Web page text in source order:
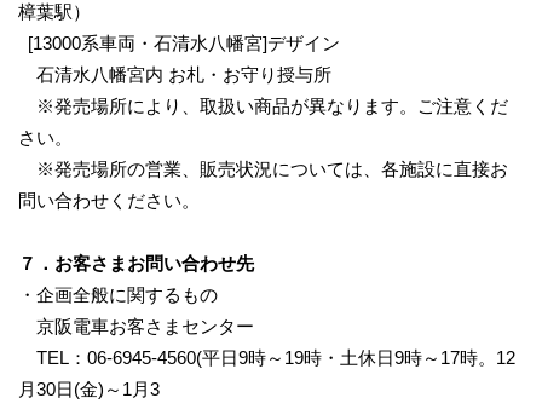
樟葉駅）
[13000系車両・石清水八幡宮]デザイン
石清水八幡宮内 お札・お守り授与所
※発売場所により、取扱い商品が異なります。ご注意くだ
さい。
※発売場所の営業、販売状況については、各施設に直接お
問い合わせください。
７．お客さまお問い合わせ先
・企画全般に関するもの
京阪電車お客さまセンター
TEL：06-6945-4560(平日9時～19時・土休日9時～17時。12
月30日(金)～1月3